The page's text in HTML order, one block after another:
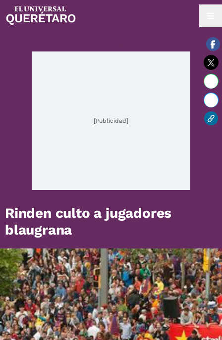
08 / agosto / 2026 | 07:25 hrs.
[Publicidad]
Rinden culto a jugadores
blaugrana